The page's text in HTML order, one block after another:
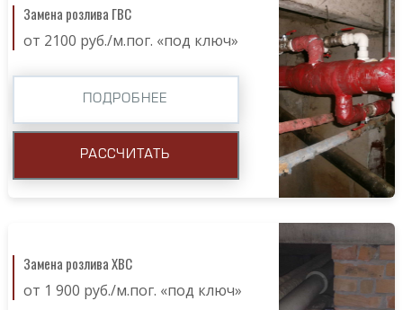
Замена розлива ГВС
от 2100 руб./м.пог. «под ключ»
ПОДРОБНЕЕ
РАССЧИТАТЬ
Замена розлива ХВС
от 1 900 руб./м.пог. «под ключ»